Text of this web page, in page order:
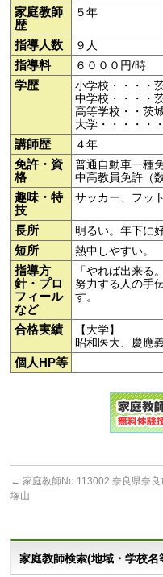
家庭教師
歴
５年
指導人数 ９人
指導料 ６０００円/時
学歴
小学校・・・・
中学校・・・・
高等学校・・茨
大学・・・・・
講師歴 ４年
免許・資
格
普通自動車一種
中高教員免許（数
趣味・特
技
サッカー、フッ
長所 明るい。年下に
短所 熱中しやすい。
指導方
針・プロ
フィール
など
「やれば出来る
努力する人の手
す。
合格実績
【大学】
昭和医大、慶應
個人HP等
← 家庭教師No.113002 奈良県奈良
塚山
家庭教師検索(地域・学校名